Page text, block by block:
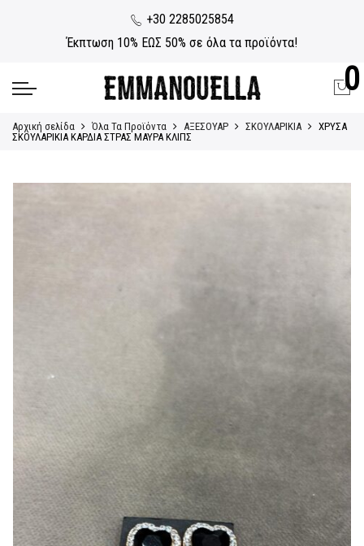
+30 2285025854
Έκπτωση 10% ΕΩΣ 50% σε όλα τα προϊόντα!
0
Αρχική σελίδα Όλα Τα Προϊόντα ΑΞΕΣΟΥΑΡ ΣΚΟΥΛΑΡΙΚΙΑ
ΧΡΥΣΑ
ΣΚΟΥΛΑΡΙΚΙΑ ΚΑΡΔΙΑ ΣΤΡΑΣ ΜΑΥΡΑ ΚΛΙΠΣ